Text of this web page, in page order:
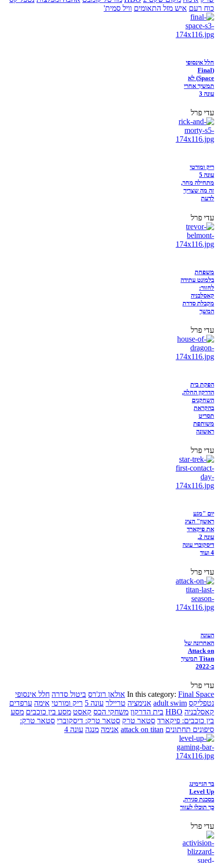
כוח רעם איש מזל התאומים וויל סמית'
חלל אינסופי
(Final
Space) לא
תמשיך אחרי
עונה 3
עדי פרל
ריק ומורטי
עונה 5
מתחילה מחר,
זה מה שצריך
לדעת
עדי פרל
משפחת
בלמונט עתידה
לחזור:
קאסלבניה
מקבלת סדרת
המשך
עדי פרל
הפקת בית
הדרקון החלה,
השחקנים
בהקראת
תסריט
משותפת
ראשונה
עדי פרל
יום "מגע
ראשון" הציג
את פיקארד
עונה 2,
דיסקוברי עונה
4 ועוד
עדי פרל
העונה
האחרונה של
Attack on
Titan תמשיך
ב-2022
עדי פרל
In this category: Final Space אולאן רוג'רס ביטול סדרה חלל אינסופי
נטפליקס adult swim אנימציה טריילר עונה 5 ריק ומורטי אימה ערפדים
קאסלבניה HBO בית הדרקון משחקי הכס קאסט מסע בין כוכבים מסע
בין כוכבים: פיקארד סטאר טרק סטאר טרק: דיסקוברי סטאר טרק:
סיפונים תחתונים attack on titan אנימה מנגה עונה 4
בר הגיימינג
Level Up
בסכנת סגירה,
כך תוכלו לעזור
עדי פרל